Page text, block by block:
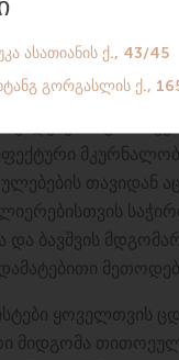
და სკოლაში
ვირუსული
გამოც მათი
გამო.
თავიდან
და ბავშვის
ყოველთვის
მიდგომა